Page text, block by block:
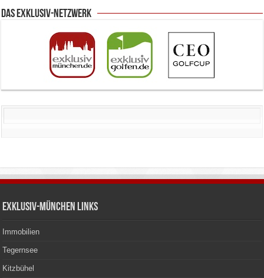
Das Exklusiv-Netzwerk
Exklusiv-München Links
Immobilien
Tegernsee
Kitzbühel